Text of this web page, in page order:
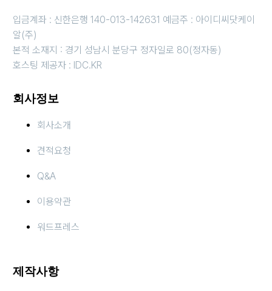
입금계좌 : 신한은행 140-013-142631 예금주 : 아이디씨닷케이
알(주)
본적 소재지 : 경기 성남시 분당구 정자일로 80(정자동)
호스팅 제공자 : IDC.KR
회사정보
회사소개
견적요청
Q&A
이용약관
워드프레스
제작사항